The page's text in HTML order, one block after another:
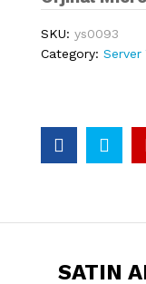
SKU: ys0093
Category: Server
SATIN